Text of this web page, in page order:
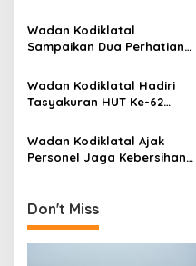
g
a
t
i
o
n
Wadan Kodiklatal
Sampaikan Dua Perhatian
PNS
Wadan Kodiklatal Hadiri
Tasyakuran HUT Ke-62
Laut
Wadan Kodiklatal Ajak
Personel Jaga Kebersihan
Don't Miss